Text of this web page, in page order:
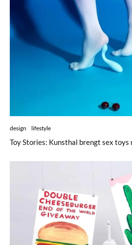
design lifestyle
Toy Stories: Kunsthal brengt sex toys